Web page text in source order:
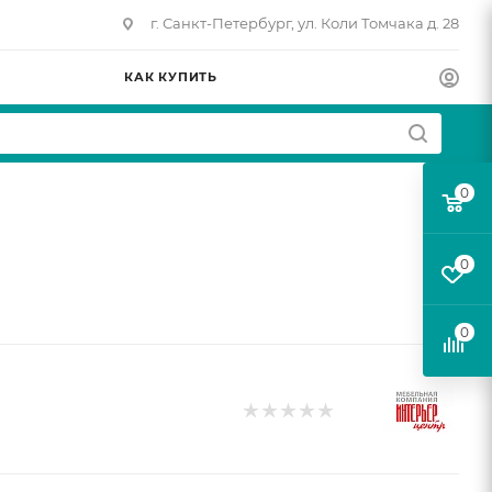
г. Санкт-Петербург, ул. Коли Томчака д. 28
КАК КУПИТЬ
0
0
0